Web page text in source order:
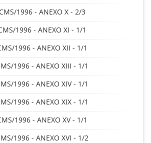
1996 - ANEXO X - 2/3
1996 - ANEXO XI - 1/1
1996 - ANEXO XII - 1/1
1996 - ANEXO XIII - 1/1
1996 - ANEXO XIV - 1/1
1996 - ANEXO XIX - 1/1
1996 - ANEXO XV - 1/1
1996 - ANEXO XVI - 1/2